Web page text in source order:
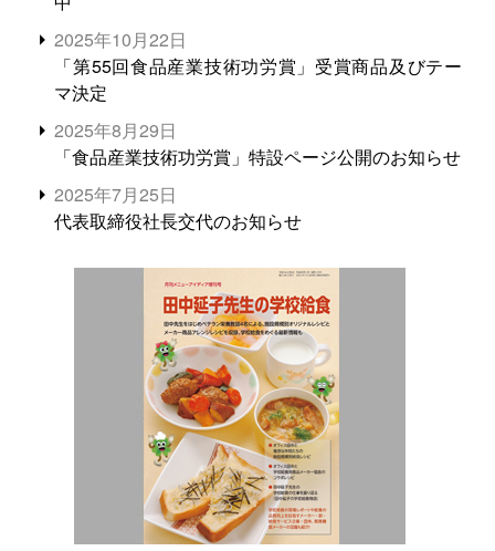
2025年10月22日
「第55回食品産業技術功労賞」受賞商品及びテー
マ決定
2025年8月29日
「食品産業技術功労賞」特設ページ公開のお知らせ
2025年7月25日
代表取締役社長交代のお知らせ